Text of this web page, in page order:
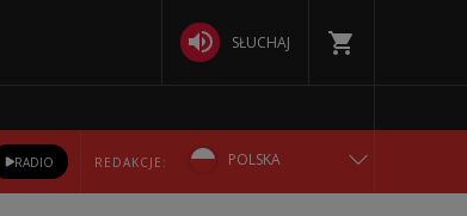
SŁUCHAJ
RADIO REDAKCJE: POLSKA